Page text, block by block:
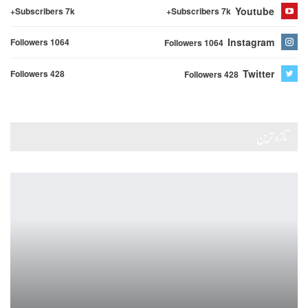
Youtube
Subscribers 7k+
Subscribers 7k+
Instagram
Followers 1064
Followers 1064
Twitter
Followers 428
Followers 428